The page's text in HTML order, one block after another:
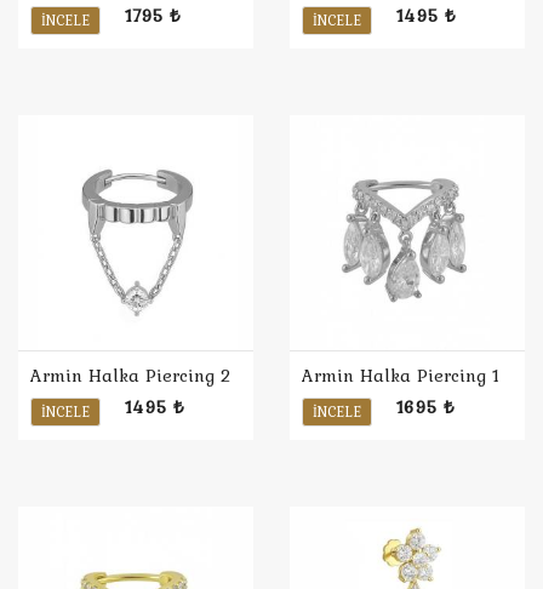
İNCELE 1795 ₺ İNCELE 1495 ₺
Armin Halka Piercing 2
İNCELE 1495 ₺
Armin Halka Piercing 1
İNCELE 1695 ₺